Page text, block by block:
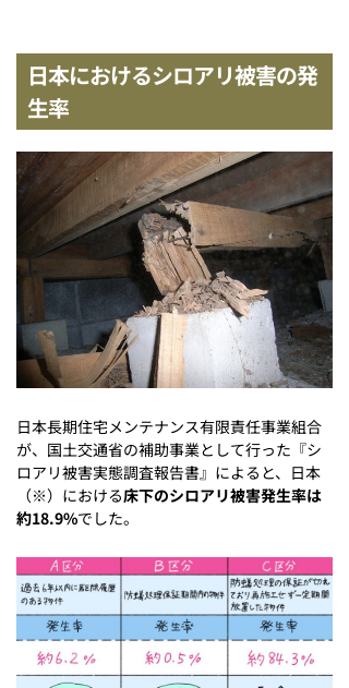
日本におけるシロアリ被害の発
生率
日本長期住宅メンテナンス有限責任事業組合
が、国土交通省の補助事業として行った『シ
ロアリ被害実態調査報告書』によると、日本
（※）における床下のシロアリ被害発生率は
約18.9%でした。